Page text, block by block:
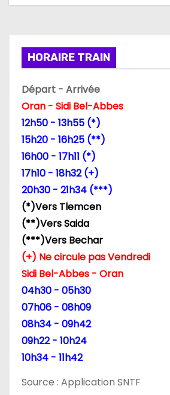
o
n
d
e
a
r
t
c
e
HORAIRE TRAIN
Départ - Arrivée
Oran - Sidi Bel-Abbes
12h50 - 13h55 (*)
15h20 - 16h25 (**)
16h00 - 17h11 (*)
17h10 - 18h32 (+)
20h30 - 21h34 (***)
(*)Vers Tlemcen
(**)Vers Saida
(***)Vers Bechar
(+) Ne circule pas Vendredi
Sidi Bel-Abbes - Oran
04h30 - 05h30
07h06 - 08h09
08h34 - 09h42
09h22 - 10h24
10h34 - 11h42
Source : Application SNTF